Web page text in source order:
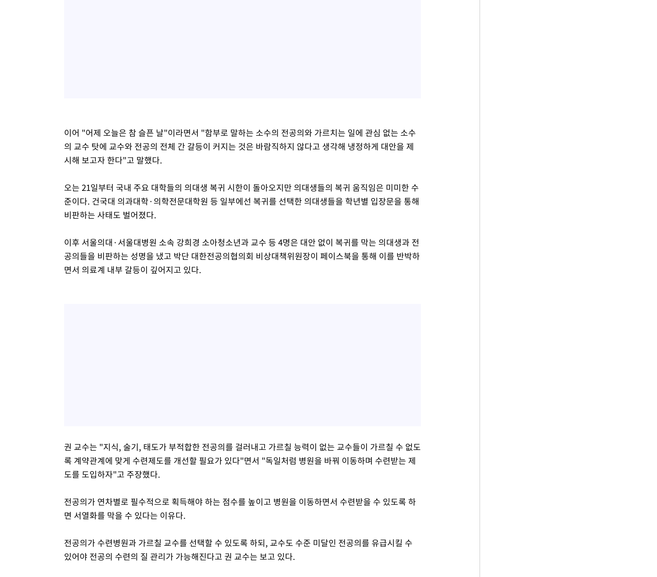
이어 "어제 오늘은 참 슬픈 날"이라면서 "함부로 말하는 소수의 전공의와 가르치는 일에 관심 없는 소수
의 교수 탓에 교수와 전공의 전체 간 갈등이 커지는 것은 바람직하지 않다고 생각해 냉정하게 대안을 제
시해 보고자 한다"고 말했다.
오는 21일부터 국내 주요 대학들의 의대생 복귀 시한이 돌아오지만 의대생들의 복귀 움직임은 미미한 수
준이다. 건국대 의과대학·의학전문대학원 등 일부에선 복귀를 선택한 의대생들을 학년별 입장문을 통해
비판하는 사태도 벌어졌다.
이후 서울의대·서울대병원 소속 강희경 소아청소년과 교수 등 4명은 대안 없이 복귀를 막는 의대생과 전
공의들을 비판하는 성명을 냈고 박단 대한전공의협의회 비상대책위원장이 페이스북을 통해 이를 반박하
면서 의료계 내부 갈등이 깊어지고 있다.
권 교수는 "지식, 술기, 태도가 부적합한 전공의를 걸러내고 가르칠 능력이 없는 교수들이 가르칠 수 없도
록 계약관계에 맞게 수련제도를 개선할 필요가 있다"면서 "독일처럼 병원을 바꿔 이동하며 수련받는 제
도를 도입하자"고 주장했다.
전공의가 연차별로 필수적으로 획득해야 하는 점수를 높이고 병원을 이동하면서 수련받을 수 있도록 하
면 서열화를 막을 수 있다는 이유다.
전공의가 수련병원과 가르칠 교수를 선택할 수 있도록 하되, 교수도 수준 미달인 전공의를 유급시킬 수
있어야 전공의 수련의 질 관리가 가능해진다고 권 교수는 보고 있다.